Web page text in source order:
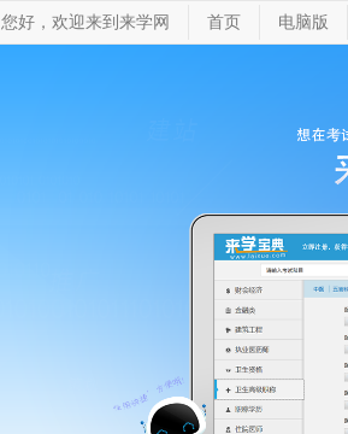
您好，欢迎来到来学网 首页 电脑版